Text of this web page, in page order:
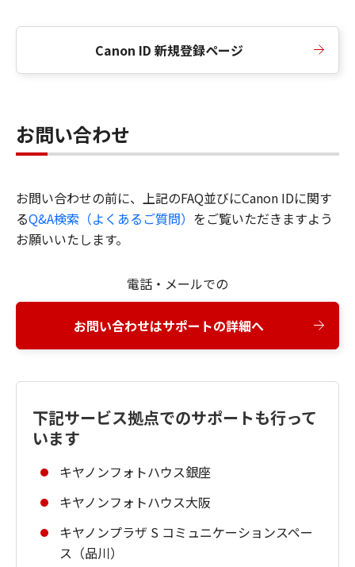
Canon ID 新規登録ページ
お問い合わせ
お問い合わせの前に、上記のFAQ並びにCanon IDに関す
るQ&A検索（よくあるご質問） をご覧いただきますよう
お願いいたします。
電話・メールでの
お問い合わせはサポートの詳細へ
下記サービス拠点でのサポートも行って
います
キヤノンフォトハウス銀座
キヤノンフォトハウス大阪
キヤノンプラザ S コミュニケーションスペー
ス（品川）